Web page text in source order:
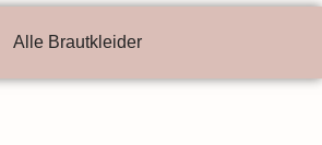
Alle Brautkleider